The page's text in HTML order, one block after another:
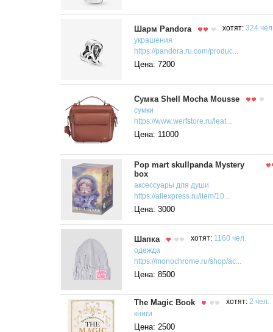
Шарм Pandora хотят: 324
украшения
https://pandora.ru.com/produc...
Цена: 7200
Сумка Shell Mocha Mousse
сумки
https://www.werfstore.ru/leat...
Цена: 11000
Pop mart skullpanda Mystery
box
аксессуары для души
https://aliexpress.ru/item/10...
Цена: 3000
Шапка хотят: 1160 чел.
одежда
https://monochrome.ru/shop/ac...
Цена: 8500
The Magic Book хотят: 2 чел.
книги
Цена: 2500